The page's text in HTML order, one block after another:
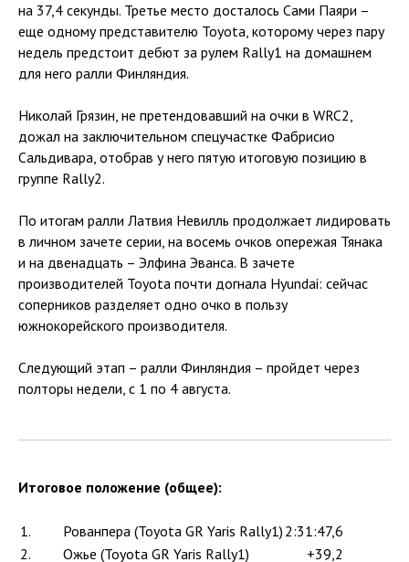
на 37,4 секунды. Третье место досталось Сами Паяри –
еще одному представителю Toyota, которому через пару
недель предстоит дебют за рулем Rally1 на домашнем
для него ралли Финляндия.
Николай Грязин, не претендовавший на очки в WRC2,
дожал на заключительном спецучастке Фабрисио
Сальдивара, отобрав у него пятую итоговую позицию в
группе Rally2.
По итогам ралли Латвия Невилль продолжает лидировать
в личном зачете серии, на восемь очков опережая Тянака
и на двенадцать – Элфина Эванса. В зачете
производителей Toyota почти догнала Hyundai: сейчас
соперников разделяет одно очко в пользу
южнокорейского производителя.
Следующий этап – ралли Финляндия – пройдет через
полторы недели, с 1 по 4 августа.
Итоговое положение (общее):
1. Рованпера (Toyota GR Yaris Rally1) 2:31:47,6
2.
Ожье (Toyota GR Yaris Rally1) +39,2